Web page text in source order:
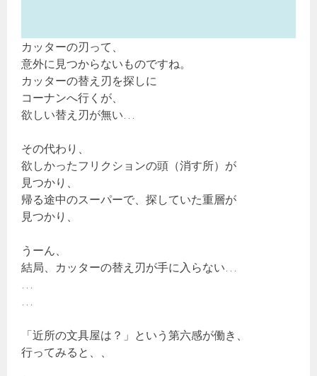
カッターの刃って、
意外に見つからないものですね。
カッターの替え刃を探しに
コーナンへ行くが、
欲しい替え刃が無い…
その代わり、
欲しかったフリクションの頭（消す所）が
見つかり、
帰る途中のスーパーで、探していた重層が
見つかり、
うーん、
結局、カッターの替え刃が手に入らない…
…
…
「近所の文具屋は？」という第六感が働き、
行ってみると、、